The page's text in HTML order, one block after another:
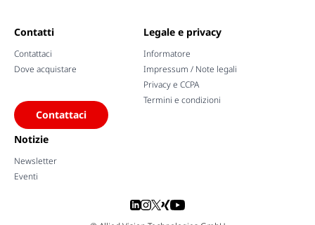
Contatti
Contattaci
Dove acquistare
Contattaci
Legale e privacy
Informatore
Impressum / Note legali
Privacy e CCPA
Termini e condizioni
Notizie
Newsletter
Eventi